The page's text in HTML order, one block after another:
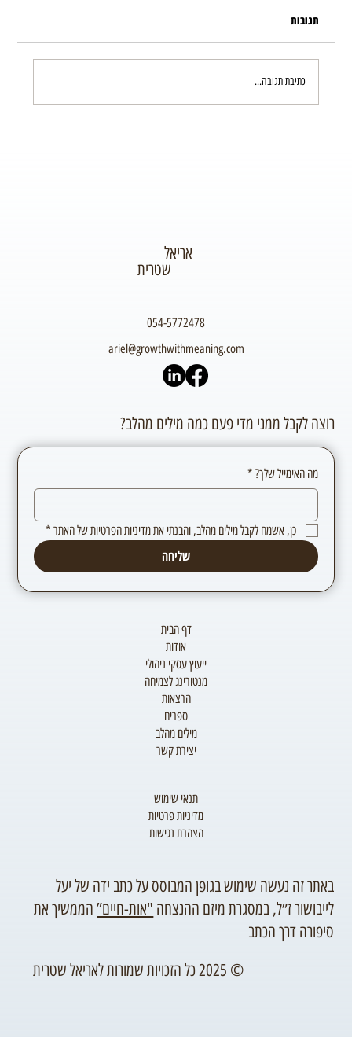
עידן הכאוס – פרק 16
תגובות
כתיבת תגובה...
אריאל
שטרית
054-5772478
ariel@growthwithmeaning.com
דף הבית
אודות
ייעוץ עסקי ניהולי
מנטורינג לצמיחה
הרצאות
ספרים
מילים מהלב
יצירת קשר
תנאי שימוש
מדיניות פרטיות
הצהרת נגישות
רוצה לקבל ממני מדי פעם כמה מילים מהלב?
מה האימייל שלך? *
כן, אשמח לקבל מילים מהלב, והבנתי את מדיניות הפרטיות של האתר *
שליחה
באתר זה נעשה שימוש בגופן המבוסס על כתב ידה של יעל
לייבושור ז״ל, במסגרת מיזם ההנצחה "אות-חיים”הממשיך את
סיפורה דרך הכתב
© 2025 כל הזכויות שמורות לאריאל שטרית